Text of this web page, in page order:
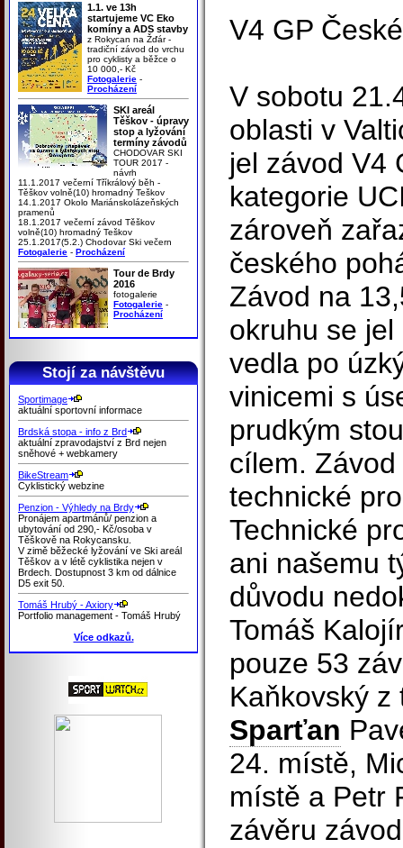
1.1. ve 13h
startujeme VC Eko
komíny a ADS stavby
z Rokycan na Žďár -
tradiční závod do vrchu
pro cyklisty a běžce o
10 000,- Kč
Fotogalerie -
Procházení
SKI areál
Těškov - úpravy
stop a lyžování
termíny závodů
CHODOVAR SKI
TOUR 2017 -
návrh
11.1.2017 večerní Tříkrálový běh -
Těškov volně(10) hromadný Teškov
14.1.2017 Okolo Mariánskolázeňských
pramenů
18.1.2017 večerní závod Těškov
volně(10) hromadný Teškov
25.1.2017(5.2.) Chodovar Ski večern
Fotogalerie - Procházení
Tour de Brdy
2016
fotogalerie
Fotogalerie -
Procházení
Stojí za návštěvu
Sportimage
aktuální sportovní informace
Brdská stopa - info z Brd
aktuální zpravodajství z Brd nejen
sněhové + webkamery
BikeStream
Cyklistický webzine
Penzion - Výhledy na Brdy
Pronájem apartmánů/ penzion a
ubytování od 290,- Kč/osoba v
Těškově na Rokycansku.
V zimě běžecké lyžování ve Ski areál
Těškov a v létě cyklistika nejen v
Brdech. Dostupnost 3 km od dálnice
D5 exit 50.
Tomáš Hrubý - Axiory
Portfolio management - Tomáš Hrubý
Více odkazů.
V4 GP
V sobotu
oblasti v
jel závod V4
kategorie
zároveň
českého
Závod na
okruhu se
vedla po
vinicemi s
prudkým
cílem.
technické
Technické
ani našemu
důvodu
Tomáš
pouze 53
Kaňkovský z
Sparťan
24. místě,
místě a Petr
závěru